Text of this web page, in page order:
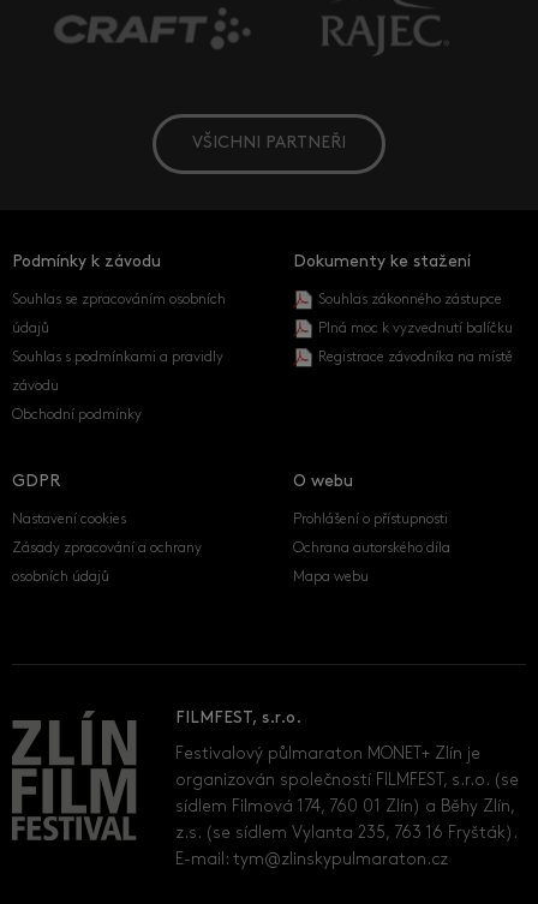
VŠICHNI PARTNEŘI
Podmínky k závodu
Souhlas se zpracováním osobních
údajů
Souhlas s podmínkami a pravidly
závodu
Obchodní podmínky
Dokumenty ke stažení
Souhlas zákonného zástupce
Plná moc k vyzvednutí balíčku
Registrace závodníka na místě
GDPR
Nastavení cookies
Zásady zpracování a ochrany
osobních údajů
O webu
Prohlášení o přístupnosti
Ochrana autorského díla
Mapa webu
FILMFEST, s.r.o.
Festivalový půlmaraton MONET+ Zlín je
organizován společností FILMFEST, s.r.o. (se
sídlem Filmová 174, 760 01 Zlín) a Běhy Zlín,
z.s. (se sídlem Vylanta 235, 763 16 Fryšták).
E-mail:tym@zlinskypulmaraton.cz